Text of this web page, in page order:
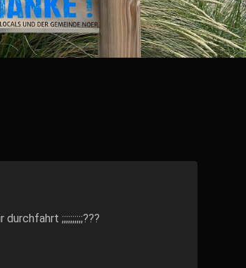
;;;;;;;;;;???